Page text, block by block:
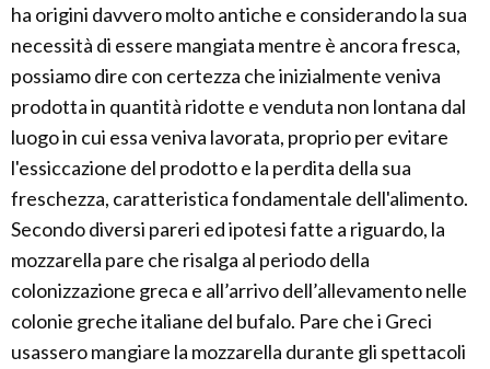
ha origini davvero molto antiche e considerando la sua
necessità di essere mangiata mentre è ancora fresca,
possiamo dire con certezza che inizialmente veniva
prodotta in quantità ridotte e venduta non lontana dal
luogo in cui essa veniva lavorata, proprio per evitare
l'essiccazione del prodotto e la perdita della sua
freschezza, caratteristica fondamentale dell'alimento.
Secondo diversi pareri ed ipotesi fatte a riguardo, la
mozzarella pare che risalga al periodo della
colonizzazione greca e all’arrivo dell’allevamento nelle
colonie greche italiane del bufalo. Pare che i Greci
usassero mangiare la mozzarella durante gli spettacoli